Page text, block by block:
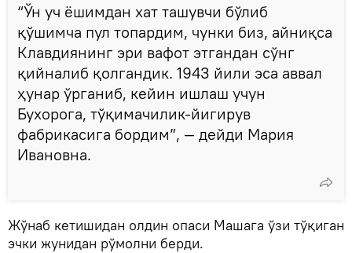
“Ўн уч ёшимдан хат ташувчи бўлиб
қўшимча пул топардим, чунки биз, айниқса
Клавдиянинг эри вафот этгандан сўнг
қийналиб қолгандик. 1943 йили эса аввал
ҳунар ўрганиб, кейин ишлаш учун
Бухорога, тўқимачилик-йигирув
фабрикасига бордим”, — дейди Мария
Ивановна.
Жўнаб кетишидан олдин опаси Машага ўзи тўқиган
эчки жунидан рўмолни берди.